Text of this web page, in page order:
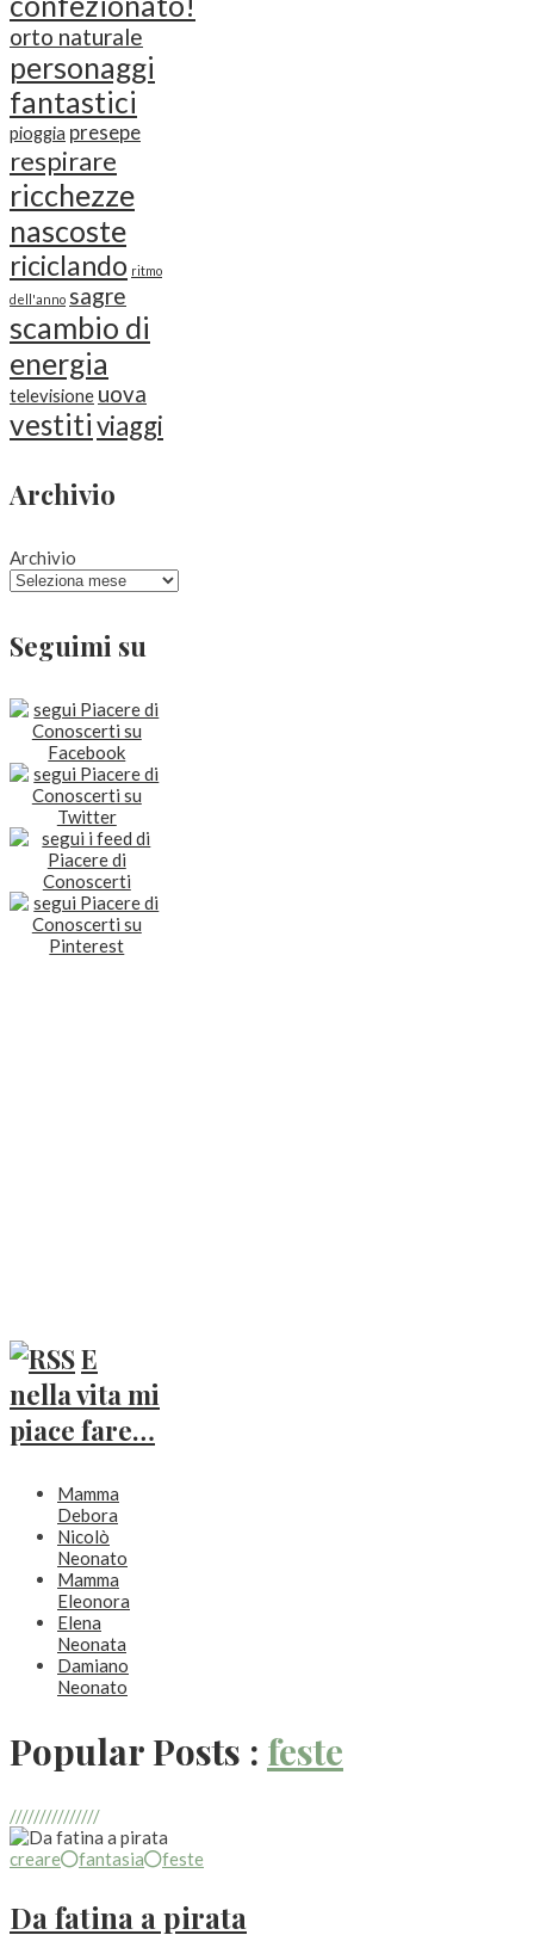
orto naturale
personaggi
fantastici
pioggia presepe
respirare
ricchezze
nascoste
riciclando ritmo
dell'anno sagre
scambio di
energia
televisione uova
vestitiviaggi
Archivio
Archivio
Seguimi su
E
nella vita mi
piace fare…
Mamma
Debora
Nicolò
Neonato
Mamma
Eleonora
Elena
Neonata
Damiano
Neonato
Popular Posts : feste
///////////////
creare
fantasia feste
Da fatina a pirata